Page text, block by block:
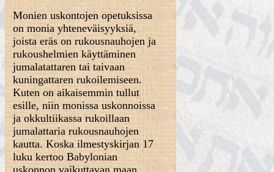
Monien uskontojen opetuksissa
on monia yhteneväisyyksiä,
joista eräs on rukousnauhojen ja
rukoushelmien käyttäminen
jumalatattaren tai taivaan
kuningattaren rukoilemiseen.
Kuten on aikaisemmin tullut
esille, niin monissa uskonnoissa
ja okkultiikassa rukoillaan
jumalattaria rukousnauhojen
kautta. Koska ilmestyskirjan 17
luku kertoo Babylonian
uskonnon vaikuttavan maan